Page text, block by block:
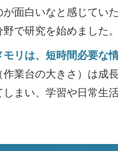
が面白いなと感じてい
で研究を始めました
リは、短時間必要な
業台の大きさ）は成
まい、学習や日常生